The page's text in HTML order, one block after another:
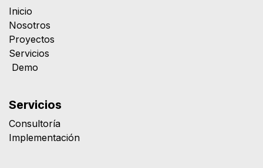
Inicio
Nosotros
Proyectos
Servicios
Demo
Servicios
Consultoría
Implementación